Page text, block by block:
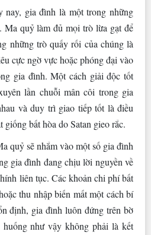
nay, gia đình là một trong những
Ma quỷ làm đủ mọi trò lừa gạt để
những trò quấy rối của chúng là
cực ngờ vực hoặc phóng đại vào
gia đình. Một cách giải độc tốt
lần chuỗi mân côi trong gia
và duy trì giao tiếp tốt là điều
giống bất hòa do Satan gieo rắc.
quỷ sẽ nhắm vào một số gia đình
gia đình đang chịu lời nguyền về
liên tục. Các khoản chi phí bất
thu nhập biến mất một cách bí
định, gia đình luôn đứng trên bờ
như vậy không phải là kết